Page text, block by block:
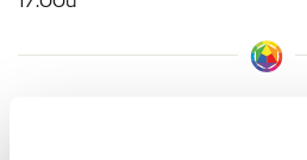
9.5/10